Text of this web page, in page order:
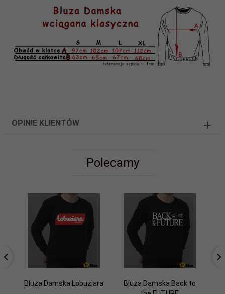
OPINIE KLIENTÓW
Polecamy
Bluza Damska Łobuziara
Bluza Damska Back to